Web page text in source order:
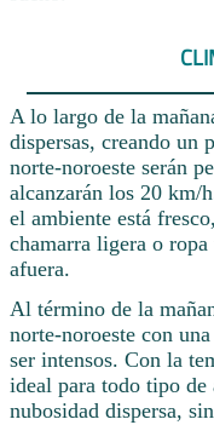
A lo largo de la
dispersas, creando un
norte-noroeste serán
alcanzarán los 20 km/
el ambiente está
chamarra ligera o
afuera.
Al término de la
norte-noroeste con
ser intensos. Con la
ideal para todo tipo de
nubosidad dispersa,